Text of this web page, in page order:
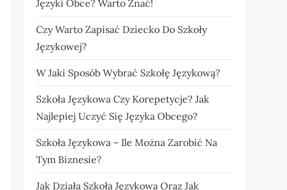
Języki Obce? Warto Znać!
Czy Warto Zapisać Dziecko Do Szkoły
Językowej?
W Jaki Sposób Wybrać Szkołę Językową?
Szkoła Językowa Czy Korepetycje? Jak
Najlepiej Uczyć Się Języka Obcego?
Szkoła Językowa – Ile Można Zarobić Na
Tym Biznesie?
Jak Działa Szkoła Językowa Oraz Jak